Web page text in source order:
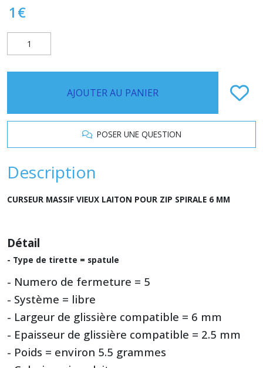
1 €
AJOUTER AU PANIER
POSER UNE QUESTION
Description
CURSEUR MASSIF VIEUX LAITON POUR ZIP SPIRALE 6 MM
Détail
- Type de tirette = spatule
- Numero de fermeture = 5
- Système = libre
- Largeur de glissière compatible = 6 mm
- Epaisseur de glissière compatible = 2.5 mm
- Poids = environ 5.5 grammes